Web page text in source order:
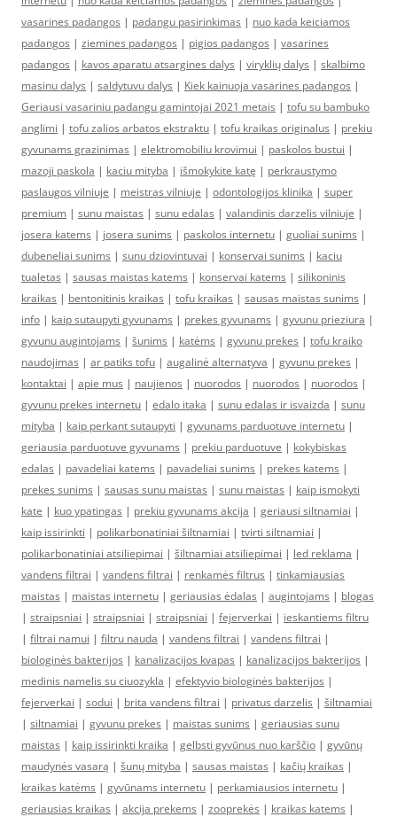
vasarines padangos | padangu pasirinkimas | nuo kada keiciamos
padangos | ziemines padangos | pigios padangos | vasarines
padangos | kavos aparatu atsargines dalys | viryklių dalys | skalbimo
masinu dalys | saldytuvu dalys | Kiek kainuoja vasarines padangos |
Geriausi vasariniu padangu gamintojai 2021 metais | tofu su bambuko
anglimi | tofu zalios arbatos ekstraktu | tofu kraikas originalus | prekiu
gyvunams grazinimas | elektromobiliu krovimui | paskolos bustui |
mazoji paskola | kaciu mityba | išmokykite katę | perkraustymo
paslaugos vilniuje | meistras vilniuje | odontologijos klinika | super
premium | sunu maistas | sunu edalas | valandinis darzelis vilniuje |
josera katems | josera sunims | paskolos internetu | guoliai sunims |
dubeneliai sunims | sunu dziovintuvai | konservai sunims | kaciu
tualetas | sausas maistas katems | konservai katems | silikoninis
kraikas | bentonitinis kraikas | tofu kraikas | sausas maistas sunims |
info | kaip sutaupyti gyvunams | prekes gyvunams | gyvunu prieziura |
gyvunu augintojams | šunims | katėms | gyvunu prekes | tofu kraiko
naudojimas | ar patiks tofu | augalinė alternatyva | gyvunu prekes |
kontaktai | apie mus | naujienos | nuorodos | nuorodos | nuorodos |
gyvunu prekes internetu | edalo itaka | sunu edalas ir isvaizda | sunu
mityba | kaip perkant sutaupyti | gyvunams parduotuve internetu |
geriausia parduotuve gyvunams | prekiu parduotuve | kokybiskas
edalas | pavadeliai katems | pavadeliai sunims | prekes katems |
prekes sunims | sausas sunu maistas | sunu maistas | kaip ismokyti
kate | kuo ypatingas | prekiu gyvunams akcija | geriausi siltnamiai |
kaip issirinkti | polikarbonatiniai šiltnamiai | tvirti siltnamiai |
polikarbonatiniai atsiliepimai | šiltnamiai atsiliepimai | led reklama |
vandens filtrai | vandens filtrai | renkamės filtrus | tinkamiausias
maistas | maistas internetu | geriausias ėdalas | augintojams | blogas
| straipsniai | straipsniai | straipsniai | fejerverkai | ieskantiems filtru
| filtrai namui | filtru nauda | vandens filtrai | vandens filtrai |
biologinės bakterijos | kanalizacijos kvapas | kanalizacijos bakterijos |
medinis namelis su ciuozykla | efektyvio biologinės bakterijos |
fejerverkai | sodui | brita vandens filtrai | privatus darzelis | šiltnamiai
| siltnamiai | gyvunu prekes | maistas sunims | geriausias sunu
maistas | kaip issirinkti kraika | gelbsti gyvūnus nuo karščio | gyvūnų
maudynės vasarą | šunų mityba | sausas maistas | kačių kraikas |
kraikas katėms | gyvūnams internetu | perkamiausios internetu |
geriausias kraikas | akcija prekems | zooprekės | kraikas katems |